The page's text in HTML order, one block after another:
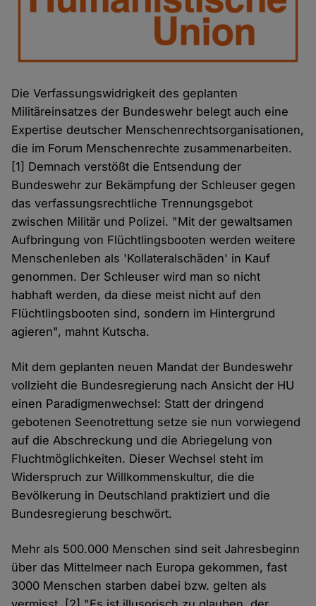
Die Verfassungswidrigkeit des geplanten
Militäreinsatzes der Bundeswehr belegt auch eine
Expertise deutscher Menschenrechtsorganisationen,
die im Forum Menschenrechte zusammenarbeiten.
[1] Demnach verstößt die Entsendung der
Bundeswehr zur Bekämpfung der Schleuser gegen
das verfassungsrechtliche Trennungsgebot
zwischen Militär und Polizei. "Mit der gewaltsamen
Aufbringung von Flüchtlingsbooten werden weitere
Menschenleben als 'Kollateralschäden' in Kauf
genommen. Der Schleuser wird man so nicht
habhaft werden, da diese meist nicht auf den
Flüchtlingsbooten sind, sondern im Hintergrund
agieren", mahnt Kutscha.
Mit dem geplanten neuen Mandat der Bundeswehr
vollzieht die Bundesregierung nach Ansicht der HU
einen Paradigmenwechsel: Statt der dringend
gebotenen Seenotrettung setze sie nun vorwiegend
auf die Abschreckung und die Abriegelung von
Fluchtmöglichkeiten. Dieser Wechsel steht im
Widerspruch zur Willkommenskultur, die die
Bevölkerung in Deutschland praktiziert und die
Bundesregierung beschwört.
Mehr als 500.000 Menschen sind seit Jahresbeginn
über das Mittelmeer nach Europa gekommen, fast
3000 Menschen starben dabei bzw. gelten als